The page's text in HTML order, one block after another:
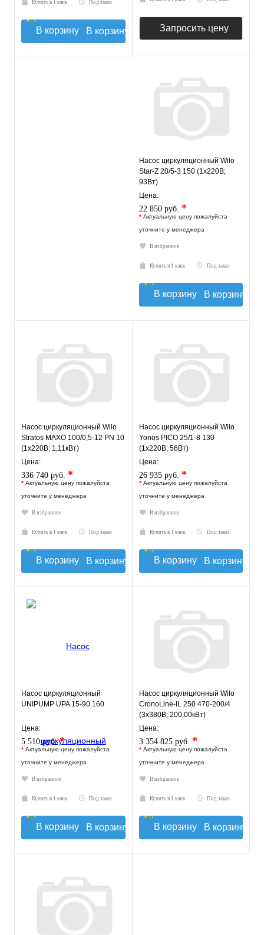
Купить в 1 клик Под заказ
В корзину Запросить цену
Насос циркуляционный Wilo
Star-Z 20/5-3 150 (1х220В;
93Вт)
Цена:
22 850 руб. *
* Актуальную цену пожалуйста
уточните у менеджера
В избранное
Купить в 1 клик Под заказ
В корзину
Насос циркуляционный Wilo
Stratos MAXO 100/0,5-12 PN 10
(1х220В; 1,11кВт)
Цена:
336 740 руб. *
* Актуальную цену пожалуйста
уточните у менеджера
В избранное
Купить в 1 клик Под заказ
В корзину
Насос циркуляционный Wilo
Yonos PICO 25/1-8 130
(1х220В; 56Вт)
Цена:
26 935 руб. *
* Актуальную цену пожалуйста
уточните у менеджера
В избранное
Купить в 1 клик Под заказ
В корзину
Насос циркуляционный
UNIPUMP UPA 15-90 160
Цена:
5 510 руб.*
* Актуальную цену пожалуйста
уточните у менеджера
В избранное
Купить в 1 клик Под заказ
В корзину
Насос циркуляционный Wilo
CronoLine-IL 250 470-200/4
(3х380В; 200,00кВт)
Цена:
3 354 825 руб. *
* Актуальную цену пожалуйста
уточните у менеджера
В избранное
Купить в 1 клик Под заказ
В корзину